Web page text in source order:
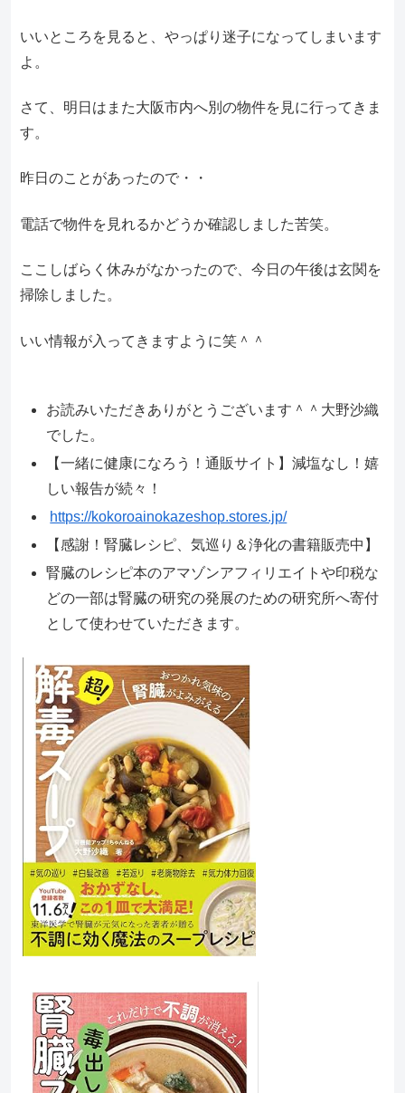
いいところを見ると、やっぱり迷子になってしまいます
よ。
さて、明日はまた大阪市内へ別の物件を見に行ってきま
す。
昨日のことがあったので・・
電話で物件を見れるかどうか確認しました苦笑。
ここしばらく休みがなかったので、今日の午後は玄関を
掃除しました。
いい情報が入ってきますように笑＾＾
お読みいただきありがとうございます＾＾大野沙織
でした。
【一緒に健康になろう！通販サイト】減塩なし！嬉
しい報告が続々！
https://kokoroainokazeshop.stores.jp/
【感謝！腎臓レシピ、気巡り＆浄化の書籍販売中】
腎臓のレシピ本のアマゾンアフィリエイトや印税な
どの一部は腎臓の研究の発展のための研究所へ寄付
として使わせていただきます。